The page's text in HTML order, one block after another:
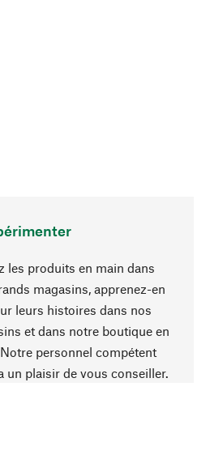
les produits en main dans
magasins, apprenez-en
leurs histoires dans nos
et dans notre boutique en
personnel compétent
un plaisir de vous conseiller.